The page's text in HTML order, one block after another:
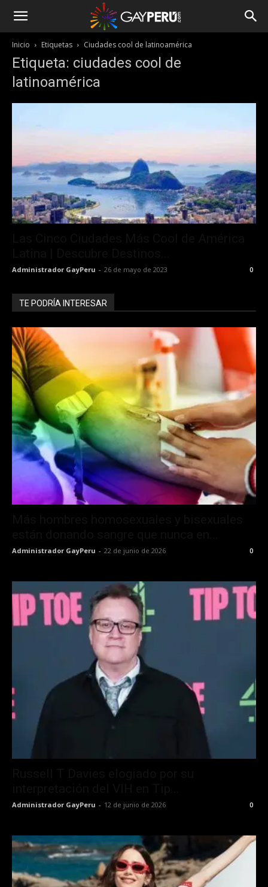
Inicio Etiquetas Ciudades cool de latinoamérica
Etiqueta: ciudades cool de
latinoamérica
Administrador GayPeru - 26 de mayo de 2023 0
TE PODRÍA INTERESAR
Administrador GayPeru - 22 de junio de 2026 0
Administrador GayPeru - 12 de junio de 2026 0